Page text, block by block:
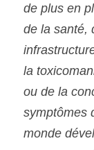
de plus en
de la santé,
la
ou de la
symptômes
monde